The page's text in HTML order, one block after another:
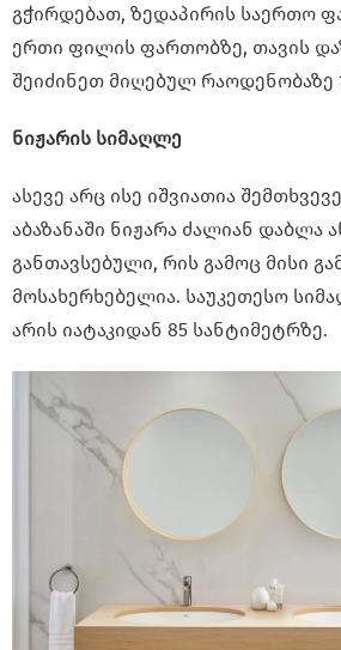
გჭირდებათ, ზედაპირის საერთო
ერთი ფილის ფართობზე, თავის
შეიძინეთ მიღებულ რაოდენობაზე
ნიჟარის სიმაღლე
ასევე არც ისე იშვიათია
აბაზანაში ნიჟარა ძალიან დაბლა
განთავსებული, რის გამოც მისი
მოსახერხებელია. საუკეთესო
არის იატაკიდან 85 სანტიმეტრზე.